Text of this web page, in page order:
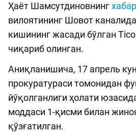
Ҳаёт Шамсутдиновнингхабар
вилоятининг Шовот
кишининг жасади бўлган
чиқариб олинган.
Аниқланишича, 17 апрель
прокуратураси томонидан
йўқолганлиги ҳолати
моддаси 1-қисми билан
қўзғатилган.